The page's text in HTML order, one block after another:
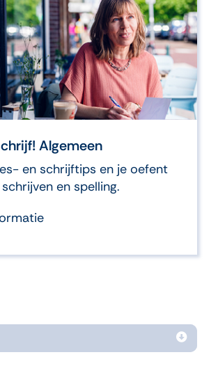
Algemeen
en schrijftips en je oefent
en spelling.